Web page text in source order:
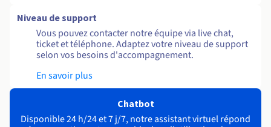
Niveau de support
Vous pouvez contacter notre équipe via live chat,
ticket et téléphone. Adaptez votre niveau de support
selon vos besoins d'accompagnement.
En savoir plus
Chatbot
Disponible 24 h/24 et 7 j/7, notre assistant virtuel répond